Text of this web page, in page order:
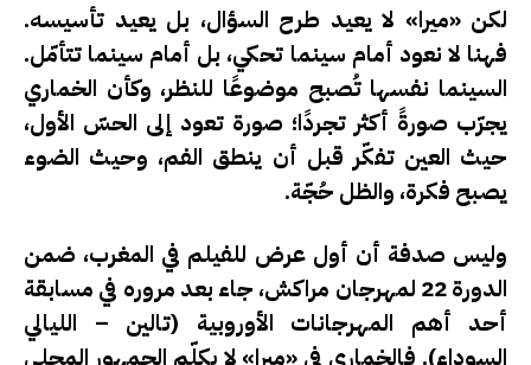
لكن «ميرا» لا يعيد طرح السؤال، بل يعيد تأسيسه.
فهنا لا نعود أمام سينما تحكي، بل أمام سينما تتأمّل.
السينما نفسها تُصبح موضوعًا للنظر، وكأن الخماري
يجرّب صورةً أكثر تجردًا؛ صورة تعود إلى الحسّ الأول،
حيث العين تفكّر قبل أن ينطق الفم، وحيث الضوء
يصبح فكرة، والظل حُجّة.
وليس صدفة أن أول عرض للفيلم في المغرب، ضمن
الدورة 22 لمهرجان مراكش، جاء بعد مروره في مسابقة
أحد أهم المهرجانات الأوروبية (تالين – الليالي
السوداء). فالخماري في «ميرا» لا يكلّم الجمهور المحلي